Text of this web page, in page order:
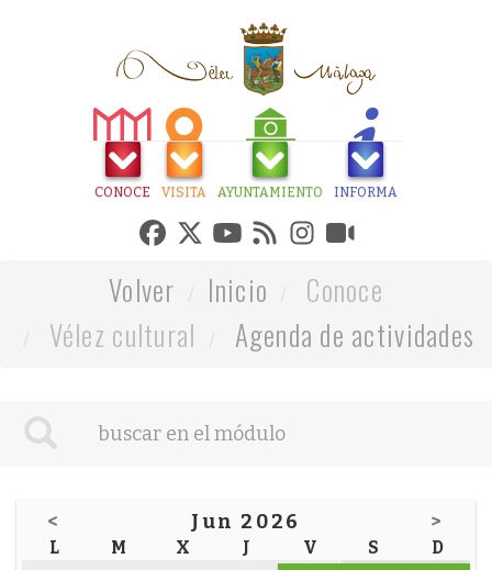
CONOCE VISITA AYUNTAMIENTO INFORMA
Volver Inicio
Conoce
Vélez cultural
Agenda de actividades
< Jun 2026 >
L M X J V S D